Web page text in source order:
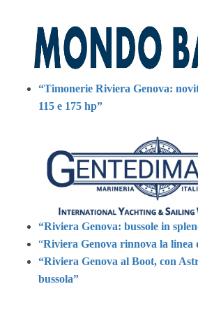
“Timonerie Riviera Genova:
115 e 175 hp”
“Riviera Genova: bussole in
“Riviera Genova rinnova la linea
“Riviera Genova al Boot, con
bussola”